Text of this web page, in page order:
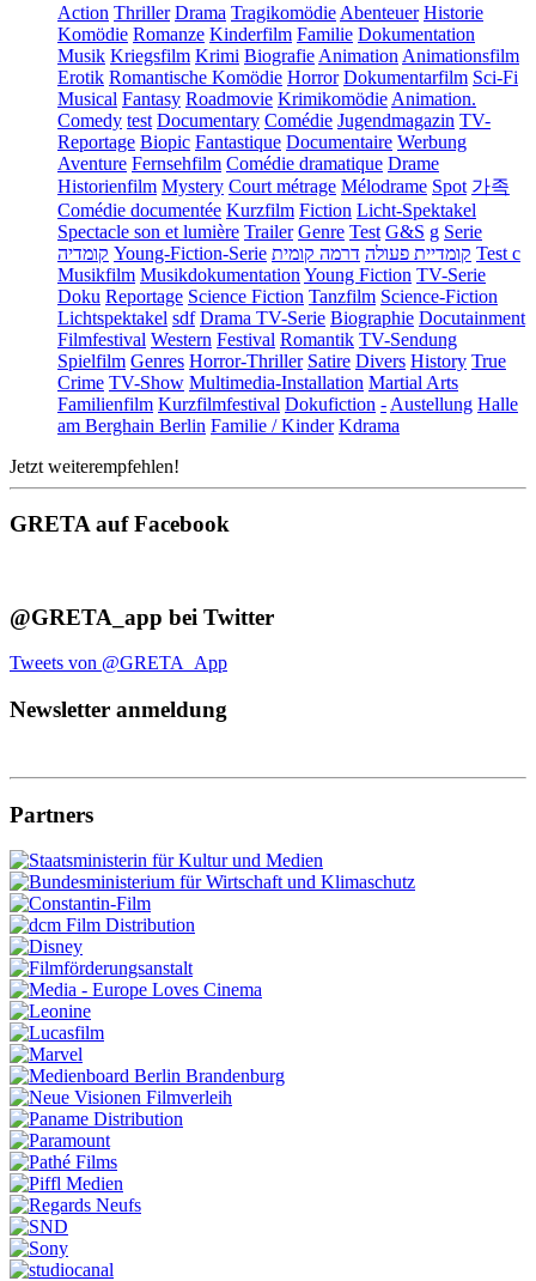
Action Thriller Drama Tragikomödie Abenteuer Historie
Komödie Romanze Kinderfilm Familie Dokumentation
Musik Kriegsfilm Krimi Biografie Animation Animationsfilm
Erotik Romantische Komödie Horror Dokumentarfilm Sci-Fi
Musical Fantasy Roadmovie Krimikomödie Animation.
Comedy test Documentary Comédie Jugendmagazin TV-
Reportage Biopic Fantastique Documentaire Werbung
Aventure Fernsehfilm Comédie dramatique Drame
Historienfilm Mystery Court métrage Mélodrame Spot 가족
Comédie documentée Kurzfilm Fiction Licht-Spektakel
Spectacle son et lumière Trailer Genre Test G&S g Serie
קומדיה Young-Fiction-Serie קומדיית פעולה דרמה קומית
Test c
Musikfilm Musikdokumentation Young Fiction TV-Serie
Doku Reportage Science Fiction Tanzfilm Science-Fiction
Lichtspektakel sdf Drama TV-Serie Biographie Docutainment
Filmfestival Western Festival Romantik TV-Sendung
Spielfilm Genres Horror-Thriller Satire Divers History True
Crime TV-Show Multimedia-Installation Martial Arts
Familienfilm Kurzfilmfestival Dokufiction - Austellung Halle
am Berghain Berlin Familie / Kinder Kdrama
Jetzt weiterempfehlen!
GRETA auf Facebook
@GRETA_app bei Twitter
Tweets von @GRETA_App
Newsletter anmeldung
Partners